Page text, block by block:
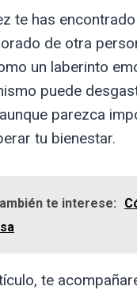
te has
de otra
un laberinto
puede
parezca
tu bienestar.
te interese:
te